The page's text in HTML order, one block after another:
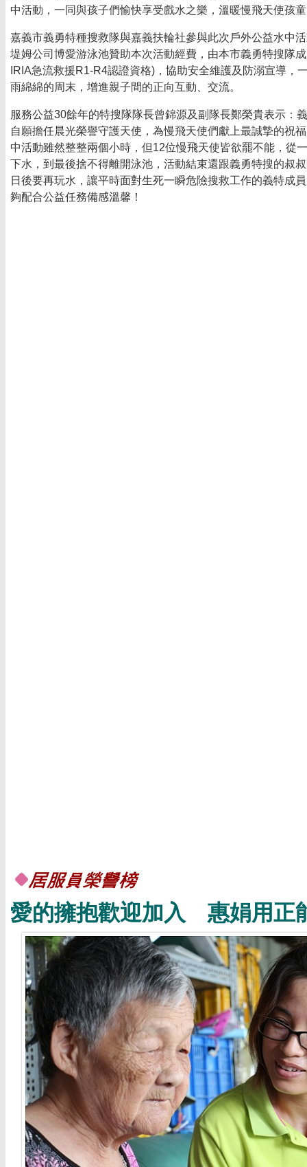
中活動，一同與孩子們愉快享受戲水之樂，溫暖慢飛天使
嘉義市義勇特種搜救隊與嘉義扶輪社參與此次戶外公益水中
堤姆公司博愛游泳池贊助本次活動經費，由本市義勇特搜隊
IRIA急流救援R1-R4認證資格)，協助安全維護及防溺宣導，
雨綿綿的周末，增進親子間的正向互動、交流。
服務公益30餘年的特搜隊隊長曾錦源及副隊長鄭榮貴表示：
自願擔任晨光榮譽守護天使，為慢飛天使們獻上最誠摯的祝
中活動雖然整整兩個小時，但12位慢飛天使皆欲罷不能，從
下水，到最後捨不得離開泳池，活動結束還跟義勇特搜的叔
日後要再玩水，讓平時面對生死一瞬危險搜救工作的義特成
夠配合公益任務備感溫馨！
愛的擁抱歡迎加入 惠娟用正